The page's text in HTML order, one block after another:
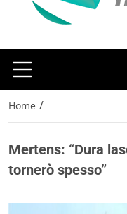
Home /
Mertens: “Dura
tornerò spesso”